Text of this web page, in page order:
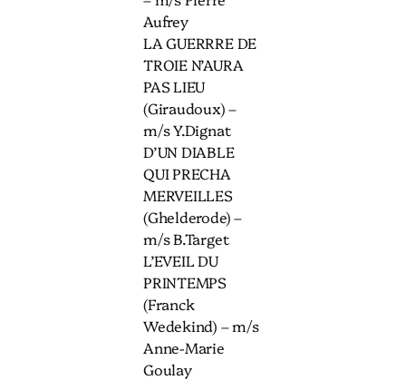
Aufrey
LA GUERRRE DE
TROIE N’AURA
PAS LIEU
(Giraudoux) –
m/s Y.Dignat
D’UN DIABLE
QUI PRECHA
MERVEILLES
(Ghelderode) –
m/s B.Target
L’EVEIL DU
PRINTEMPS
(Franck
Wedekind) – m/s
Anne-Marie
Goulay